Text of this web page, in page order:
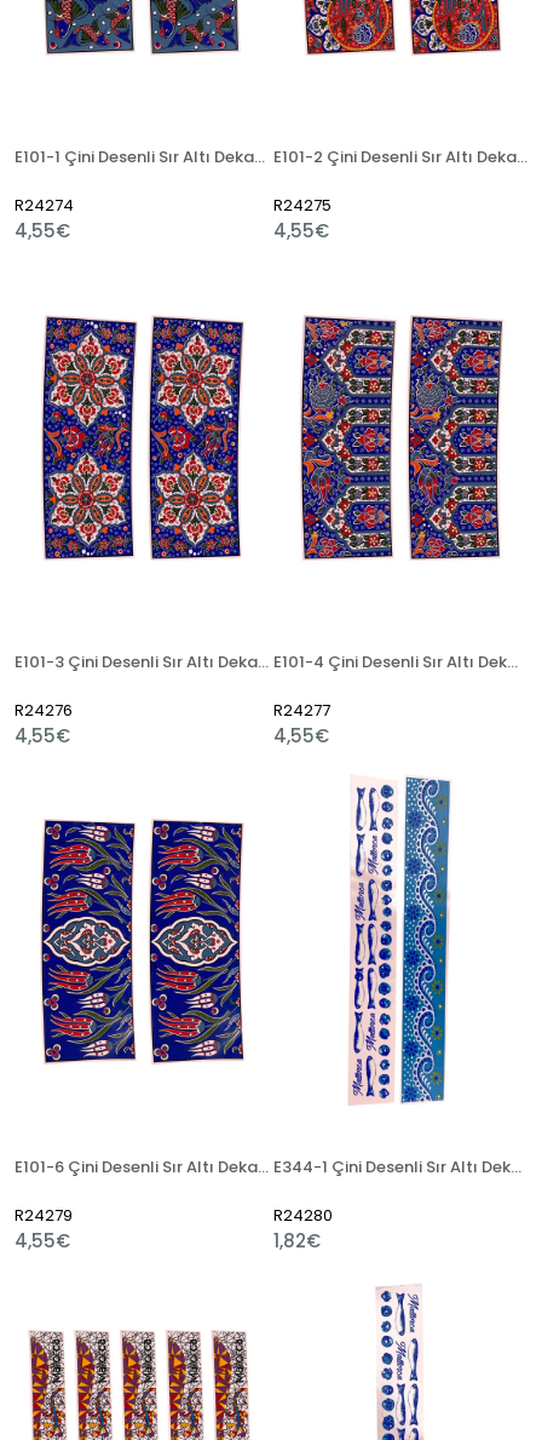
E101-1 Çini Desenli Sır Altı Dekal 9x23 cm
R24274
4,55€
E101-2 Çini Desenli Sır Altı Dekal 9x23 cm
R24275
4,55€
E101-3 Çini Desenli Sır Altı Dekal 9x23 cm
R24276
4,55€
E101-4 Çini Desenli Sır Altı Dekal 9x23 cm
R24277
4,55€
E101-6 Çini Desenli Sır Altı Dekal 9x23 cm
R24279
4,55€
E344-1 Çini Desenli Sır Altı Dekal 3x23 cm
R24280
1,82€